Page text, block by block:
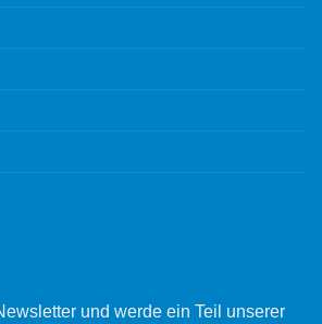
und werde ein Teil unserer